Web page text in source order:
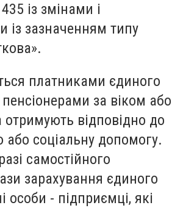
із змінами і
із зазначенням типу
платниками єдиного
пенсіонерами за віком або
отримують відповідно до
або соціальну допомогу.
самостійного
зарахування єдиного
особи - підприємці, які